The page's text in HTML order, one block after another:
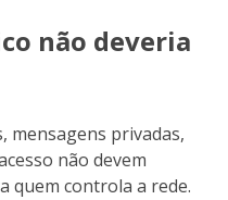
não deveria
mensagens privadas,
não devem
quem controla a rede.